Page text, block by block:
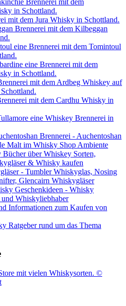
Brennerei mit dem
in Schottland.
mit dem Jura Whisky in Schottland.
Brennerei mit dem Kilbeggan
eine Brennerei mit dem Tomintoul
eine Brennerei mit dem
in Schottland.
mit dem Ardbeg Whiskey auf
mit dem Cardhu Whisky in
eine Whiskey Brennerei in
Brennerei - Auchentoshan
Malt im Whisky Shop Ambiente
Bücher über Whiskey Sorten,
& Whisky kaufen
- Tumbler Whiskyglas, Nosing
Glencairn Whiskygläser
Geschenkideen - Whisky
Whiskyliebhaber
Informationen zum Kaufen von
Ratgeber rund um das Thema